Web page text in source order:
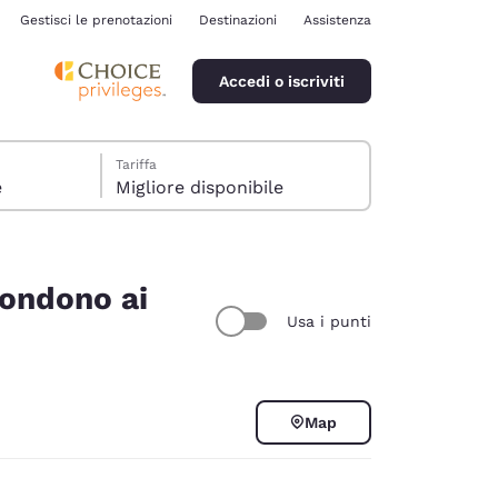
Gestisci le prenotazioni Destinazioni Assistenza
Accedi o iscriviti
Tariffa
Migliore disponibile
ai
Usa i punti
Map